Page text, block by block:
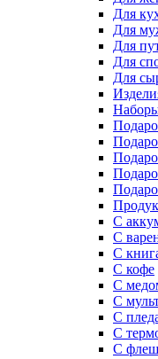
Для
Для
Для
Для
Для
С
С
С
С кофе
С
С
С
С
С